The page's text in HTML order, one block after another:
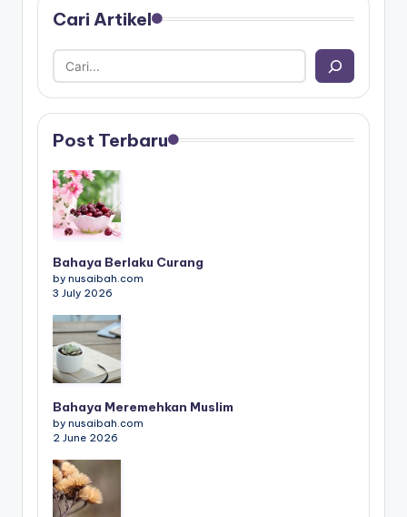
Cari Artikel
Post Terbaru
Bahaya Berlaku Curang
by nusaibah.com
3 July 2026
Bahaya Meremehkan Muslim
by nusaibah.com
2 June 2026